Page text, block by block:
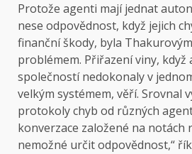
Protože agenti mají jednat
nese odpovědnost, když jejich
finanční škody, byla
problémem. Přiřazení viny, když
společností nedokonaly v
velkým systémem, věří. Srovnal
protokoly chyb od různých
konverzace založené na notách
nemožné určit odpovědnost,“